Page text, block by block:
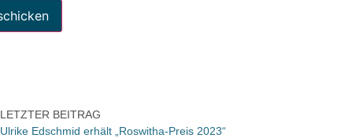
LETZTER BEITRAG
Ulrike Edschmid erhält „Roswitha-Preis 2023“